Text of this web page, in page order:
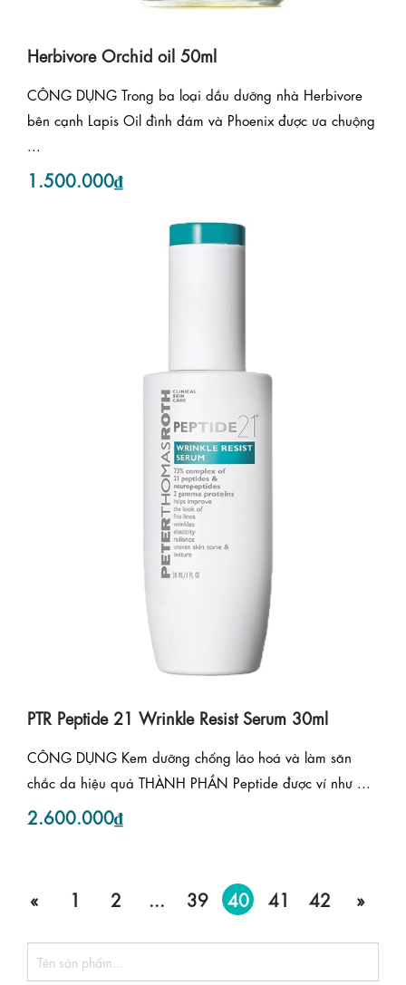
Herbivore Orchid oil 50ml
CÔNG DỤNG Trong ba loại dầu dưỡng nhà Herbivore
bên cạnh Lapis Oil đình đám và Phoenix được ưa chuộng
1.500.000₫
PTR Peptide 21 Wrinkle Resist Serum 30ml
CÔNG DỤNG Kem dưỡng chống lão hoá và làm săn
chắc da hiệu quả THÀNH PHẦN Peptide được ví như ...
2.600.000₫
« 1 2 39 40 41 42 »